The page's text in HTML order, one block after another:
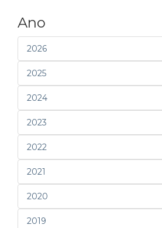
Ano
2026
2025
2024
2023
2022
2021
2020
2019